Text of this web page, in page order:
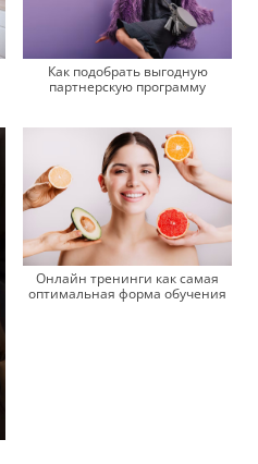
Как подобрать выгодную
партнерскую программу
Онлайн тренинги как самая
оптимальная форма обучения